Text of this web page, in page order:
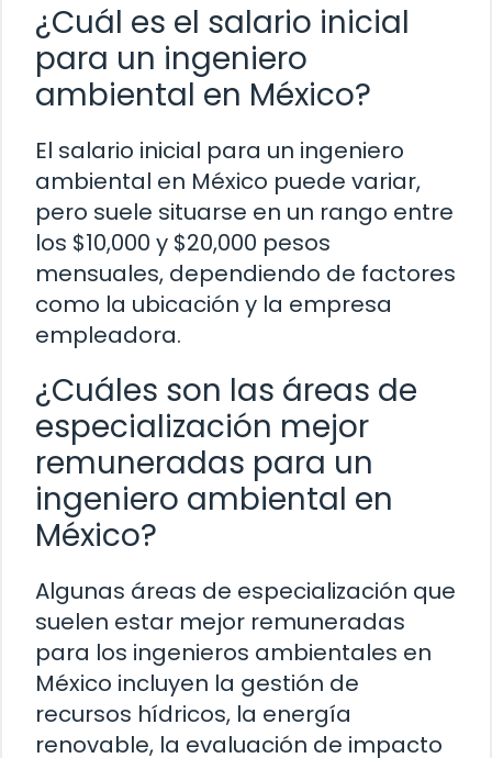
¿Cuál es el salario inicial
para un ingeniero
ambiental en México?
El salario inicial para un ingeniero
ambiental en México puede variar,
pero suele situarse en un rango entre
los $10,000 y $20,000 pesos
mensuales, dependiendo de factores
como la ubicación y la empresa
empleadora.
¿Cuáles son las áreas de
especialización mejor
remuneradas para un
ingeniero ambiental en
México?
Algunas áreas de especialización que
suelen estar mejor remuneradas
para los ingenieros ambientales en
México incluyen la gestión de
recursos hídricos, la energía
renovable, la evaluación de impacto